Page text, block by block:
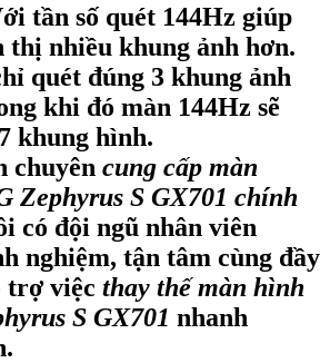
tần số quét 144Hz giúp
thị nhiều khung ảnh hơn.
quét đúng 3 khung ảnh
khi đó màn 144Hz sẽ
khung hình.
chuyên cung cấp màn
Zephyrus S GX701 chính
có đội ngũ nhân viên
nghiệm, tận tâm cùng đầy
trợ việc thay thế màn hình
S GX701 nhanh